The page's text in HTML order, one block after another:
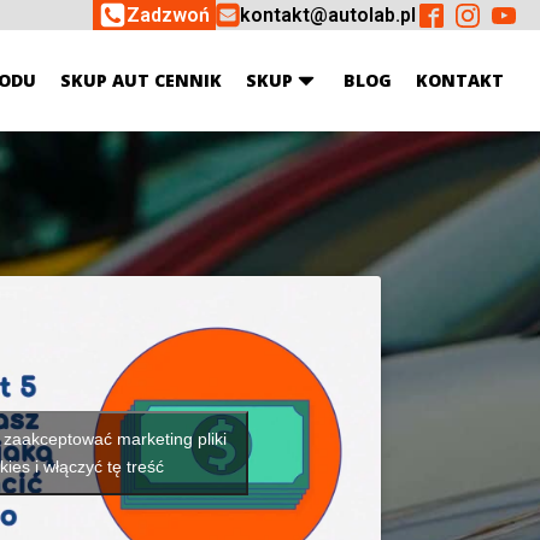
Zadzwoń kontakt@autolab.pl
SKUP AUT CENNIK SKUP BLOG KONTAKT
marketing pliki
i włączyć tę treść